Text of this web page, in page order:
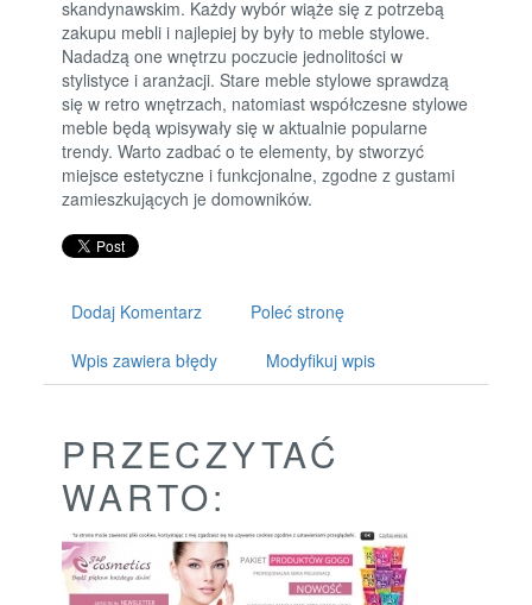
skandynawskim. Każdy wybór wiąże się z potrzebą
zakupu mebli i najlepiej by były to meble stylowe.
Nadadzą one wnętrzu poczucie jednolitości w
stylistyce i aranżacji. Stare meble stylowe sprawdzą
się w retro wnętrzach, natomiast współczesne stylowe
meble będą wpisywały się w aktualnie popularne
trendy. Warto zadbać o te elementy, by stworzyć
miejsce estetyczne i funkcjonalne, zgodne z gustami
zamieszkujących je domowników.
Dodaj Komentarz Poleć stronę
Wpis zawiera błędy Modyfikuj wpis
PRZECZYTAĆ
WARTO: